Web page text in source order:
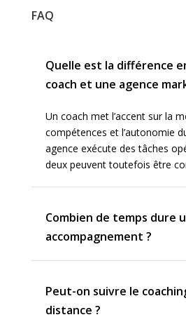
FAQ
Quelle est la différence
coach et une agence
Un coach met l’accent sur la
compétences et l’autonomie
agence exécute des tâches
deux peuvent toutefois être
Combien de temps dure
accompagnement ?
Peut-on suivre le
distance ?